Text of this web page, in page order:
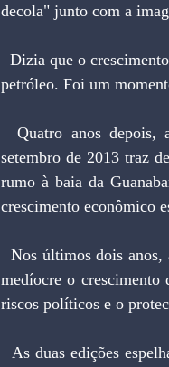
decola" junto com a
  Dizia que o crescimento da economia brasileira de 5% ao ano iria acelerar com as novas reservas de
petróleo. Foi um
  Quatro anos depois, a "The Economist" voltou a retratar a economia brasileira. A edição de
setembro de 2013 traz
rumo à baia da
crescimento econômico
  Nos últimos dois anos, a revista britânica já vinha adotando um tom mais cauteloso. Classificou de
medíocre o crescimento
riscos políticos e o
  As duas edições espelham a realidade. O país cresceu, em média, 4,8% anuais entre 2004 e 2008.